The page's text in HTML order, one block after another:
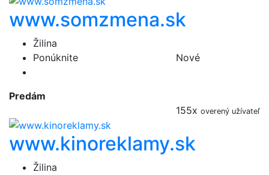
www.somzmena.sk
Žilina
Ponúknite
Nové
Predám
155x overený užívateľ
www.kinoreklamy.sk
Žilina